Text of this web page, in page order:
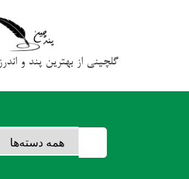
گلچینی از بهترین پند و